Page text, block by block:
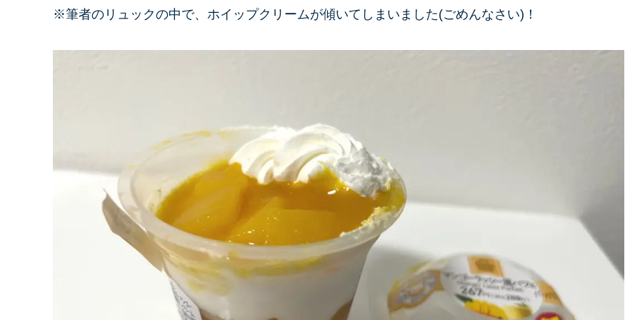
※筆者のリュックの中で、ホイップクリームが傾いてしまいました(ごめんなさい)！